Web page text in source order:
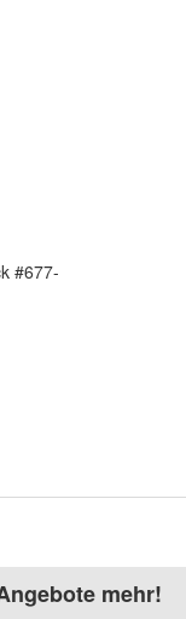
#677-
mehr!